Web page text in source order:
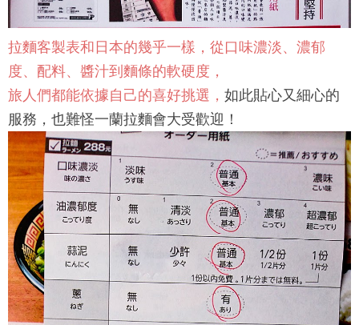
拉麵客製表和日本的幾乎一樣，從口味濃淡、濃郁
度、配料、醬汁到麵條的軟硬度，
旅人們都能依據自己的喜好挑選， 如此貼心又細心的
服務，也難怪一蘭拉麵會大受歡迎！